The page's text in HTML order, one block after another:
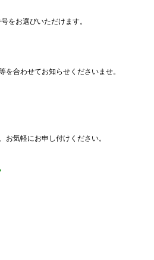
をお選びいただけます。
合わせてお知らせくださいませ。
気軽にお申し付けください。